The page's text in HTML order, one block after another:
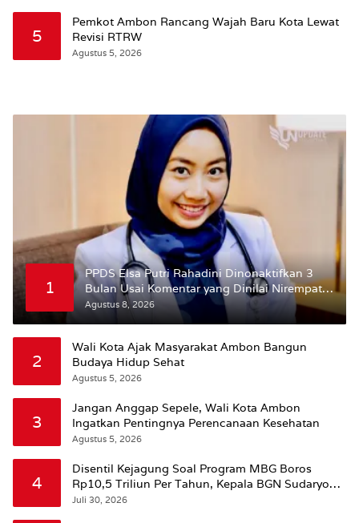
5
Pemkot Ambon Rancang Wajah Baru Kota Lewat
Revisi RTRW
Agustus 5, 2026
1
PPDS Elsa Putri Rahadini Dinonaktifkan 3
Bulan Usai Komentar yang Dinilai Nirempati
ke Pasien BPJS
Agustus 8, 2026
2
Wali Kota Ajak Masyarakat Ambon Bangun
Budaya Hidup Sehat
Agustus 5, 2026
3
Jangan Anggap Sepele, Wali Kota Ambon
Ingatkan Pentingnya Perencanaan Kesehatan
Agustus 5, 2026
4
Disentil Kejagung Soal Program MBG Boros
Rp10,5 Triliun Per Tahun, Kepala BGN Sudaryono
Beri Penjelasan
Juli 30, 2026